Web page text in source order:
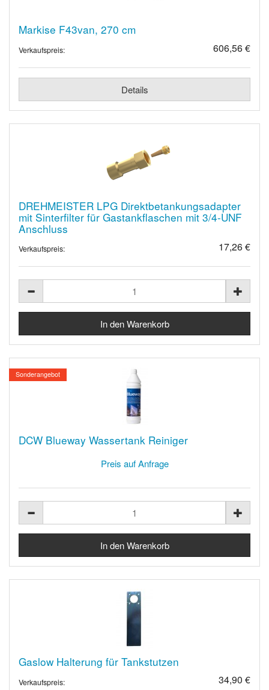
Markise F43van, 270 cm
Verkaufspreis: 606,56 €
Details
DREHMEISTER LPG Direktbetankungsadapter
mit Sinterfilter für Gastankflaschen mit 3/4-UNF
Anschluss
Verkaufspreis: 17,26 €
Sonderangebot
DCW Blueway Wassertank Reiniger
Preis auf Anfrage
Gaslow Halterung für Tankstutzen
Verkaufspreis: 34,90 €